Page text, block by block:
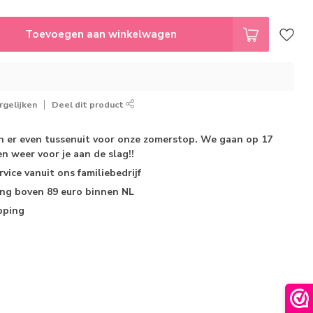
Toevoegen aan winkelwagen
Deel dit product
er even tussenuit voor onze zomerstop. We gaan op 17
weer voor je aan de slag!!
vanuit ons familiebedrijf
boven 89 euro binnen NL